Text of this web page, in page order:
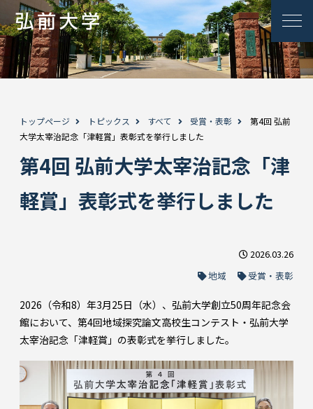
トップページ トピックス すべて 受賞・表彰
第4回 弘前
大学太宰治記念「津軽賞」表彰式を挙行しました
第4回 弘前大学太宰治記念「津
軽賞」表彰式を挙行しました
2026.03.26
地域
受賞・表彰
2026（令和8）年3月25日（水）、弘前大学創立50周年記念会
館において、第4回地域探究論文高校生コンテスト・弘前大学
太宰治記念「津軽賞」の表彰式を挙行しました。